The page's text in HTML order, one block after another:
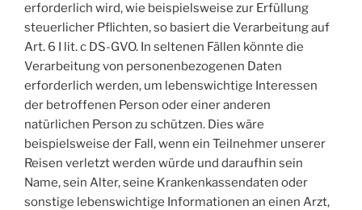
erforderlich wird, wie beispielsweise zur Erfüllung
steuerlicher Pflichten, so basiert die Verarbeitung auf
Art. 6 I lit. c DS-GVO. In seltenen Fällen könnte die
Verarbeitung von personenbezogenen Daten
erforderlich werden, um lebenswichtige Interessen
der betroffenen Person oder einer anderen
natürlichen Person zu schützen. Dies wäre
beispielsweise der Fall, wenn ein Teilnehmer unserer
Reisen verletzt werden würde und daraufhin sein
Name, sein Alter, seine Krankenkassendaten oder
sonstige lebenswichtige Informationen an einen Arzt,